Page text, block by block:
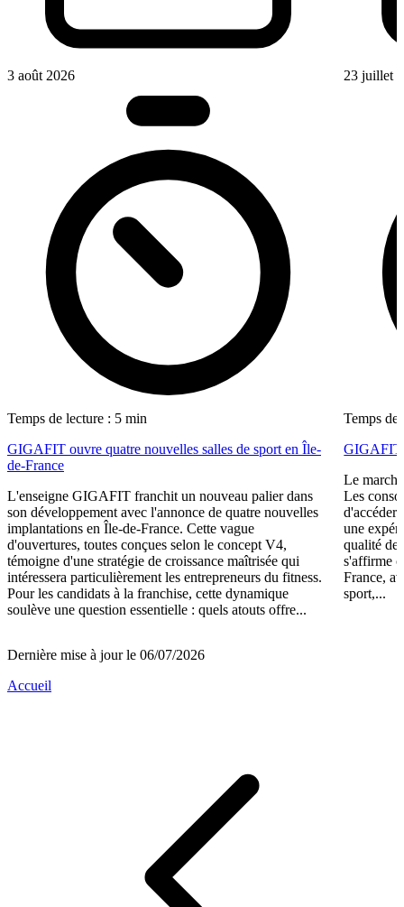
3 août 2026
Temps de lecture : 5 min
GIGAFIT ouvre quatre nouvelles salles de sport en Île-
de-France
L'enseigne GIGAFIT franchit un nouveau palier dans
son développement avec l'annonce de quatre nouvelles
implantations en Île-de-France. Cette vague
d'ouvertures, toutes conçues selon le concept V4,
témoigne d'une stratégie de croissance maîtrisée qui
intéressera particulièrement les entrepreneurs du fitness.
Pour les candidats à la franchise, cette dynamique
soulève une question essentielle : quels atouts offre...
23 juillet
Temps de
GIGAFIT
Le
Les
d'accéder
une
qualité
s'affirme
France,
sport,...
Dernière mise à jour le 06/07/2026
Accueil